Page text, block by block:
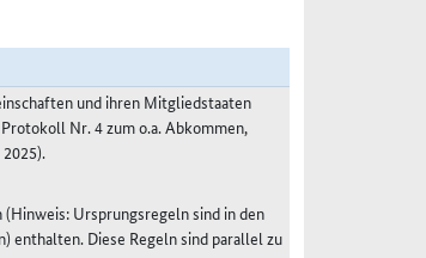
und ihren Mitgliedstaaten
Nr. 4 zum o.a. Abkommen,
Ursprungsregeln sind in den
enthalten. Diese Regeln sind parallel zu